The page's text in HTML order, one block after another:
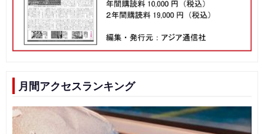
月間アクセスランキング